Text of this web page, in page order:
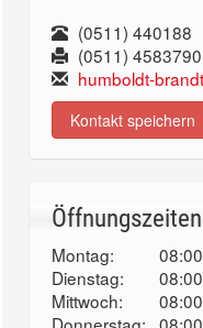
(0511) 440188
(0511) 4583790
humboldt-
Kontakt speichern
Öffnungszeiten
Montag:
Dienstag:
Mittwoch: